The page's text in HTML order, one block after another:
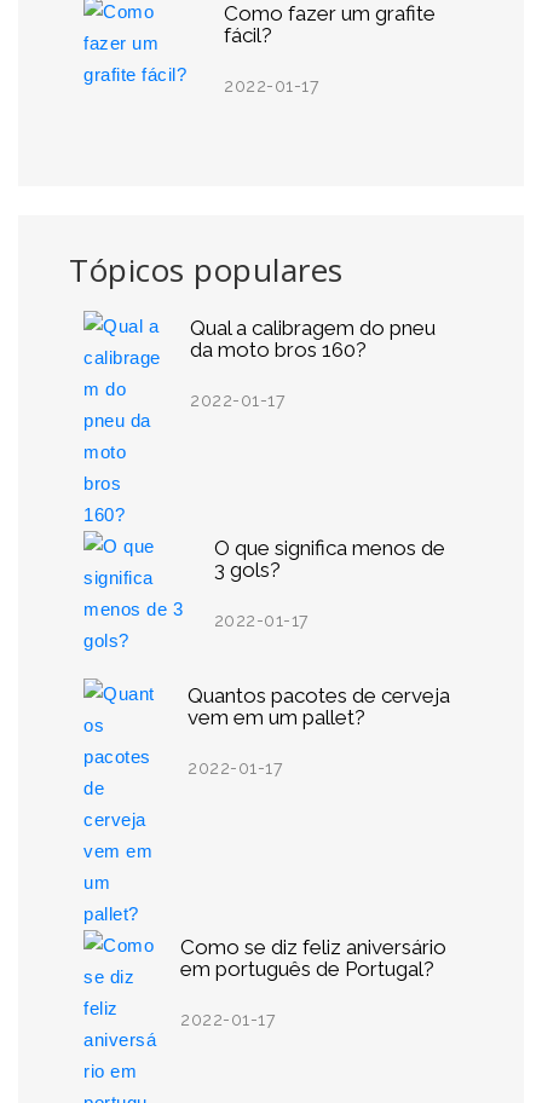
Como fazer um grafite
fácil?
2022-01-17
Tópicos populares
Qual a calibragem do pneu
da moto bros 160?
2022-01-17
O que significa menos de
3 gols?
2022-01-17
Quantos pacotes de cerveja
vem em um pallet?
2022-01-17
Como se diz feliz aniversário
em português de Portugal?
2022-01-17